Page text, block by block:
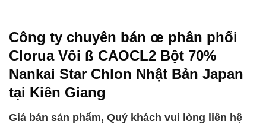
Công ty chuyên bán œ phân phối
Clorua Vôi ß CAOCL2 Bột 70%
Nankai Star Chlon Nhật Bản Japan
tại Kiên Giang
Giá bán sản phẩm, Quý khách vui lòng liên hệ